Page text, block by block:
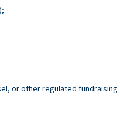
or other regulated fundraising